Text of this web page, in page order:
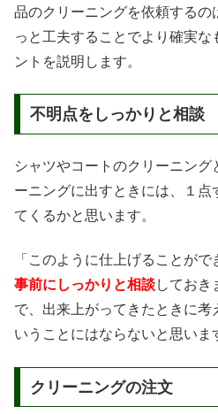
品のクリーニングを依頼するの
っと工夫することでより確実な
ントを説明します。
不明点をしっかりと相談
シャツやコートのクリーニング
ーニングに出すときには、１点
てくるかと思います。
「このように仕上げることがで
事前にしっかりと相談しておき
で、出来上がってきたときに考
いうことにはならないと思いま
クリーニングの注文